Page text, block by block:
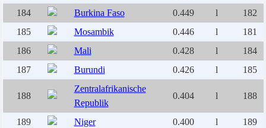
184
Burkina Faso 0.449 l
182
185
Mosambik 0.446 l
181
186
Mali 0.428 l
184
187
Burundi 0.426 l 185
188
Zentralafrikanische
Republik
0.404 l 188
189 Niger 0.400 l 189